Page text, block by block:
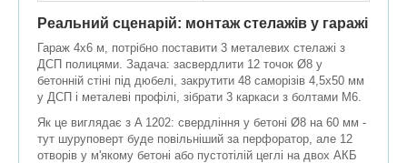
Реальний сценарій: монтаж стелажів у гаражі
Гараж 4x6 м, потрібно поставити 3 металевих стелажі з
ДСП полицями. Задача: засвердлити 12 точок Ø8 у
бетонній стіні під дюбелі, закрутити 48 саморізів 4,5x50 мм
у ДСП і металеві профілі, зібрати 3 каркаси з болтами М6.
Як це виглядає з A 1202: свердління у бетоні Ø8 на 60 мм -
тут шуруповерт буде повільніший за перфоратор, але 12
отворів у м'якому бетоні або пустотілій цеглі на двох АКБ